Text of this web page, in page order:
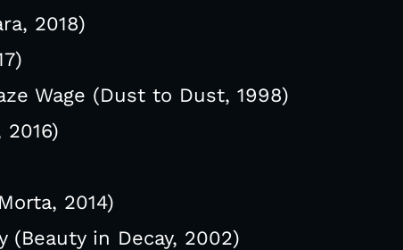
2018)
Wage (Dust to Dust, 1998)
2014)
(Beauty in Decay, 2002)